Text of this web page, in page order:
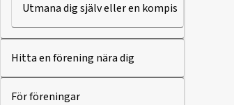
Utmana dig själv eller en kompis
Hitta en förening nära dig
För föreningar